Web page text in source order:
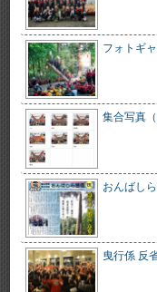
フォトギ
集合写真
おんばし
曳行係 反